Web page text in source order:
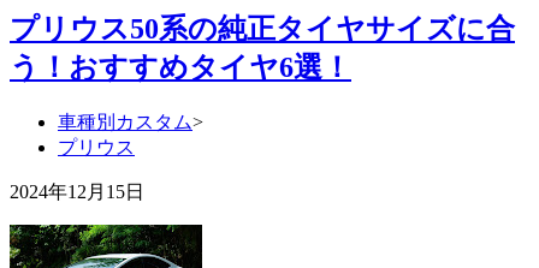
プリウス50系の純正タイヤサイズに合
う！おすすめタイヤ6選！
車種別カスタム>
プリウス
2024年12月15日